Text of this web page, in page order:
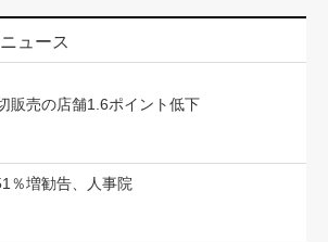
ュース
販売の店舗1.6ポイント低下
％増勧告、人事院